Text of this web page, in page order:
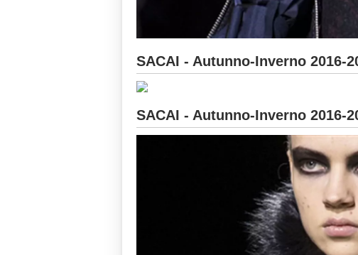
SACAI - Autunno-Inverno 2016-
SACAI - Autunno-Inverno 2016-